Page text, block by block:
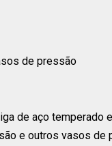
de pressão
de aço
e outros vasos de